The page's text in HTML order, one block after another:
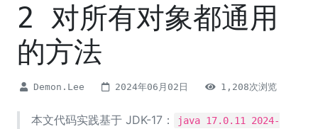
2 对所有对象都通用
的方法
Demon.Lee 2024年06月02日 1,208次浏览
本文代码实践基于 JDK-17：
java 17.0.11 2024-